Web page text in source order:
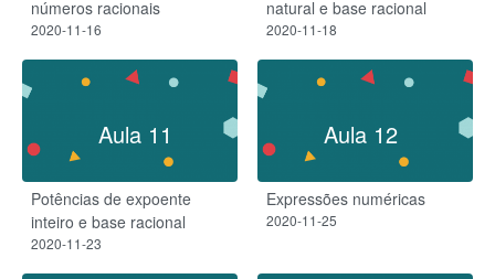
números racionais
2020-11-16
natural e base racional
2020-11-18
Aula 11
Potências de expoente
inteiro e base racional
2020-11-23
Aula 12
Expressões numéricas
2020-11-25